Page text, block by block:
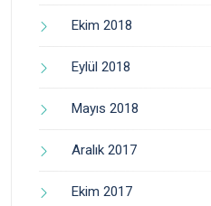
Ekim 2018
Eylül 2018
Mayıs 2018
Aralık 2017
Ekim 2017